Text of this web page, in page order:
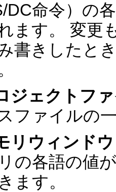
DC命令）の
ます。 変更
書きしたと
ジェクトフ
ファイルの
リウィンドウ
の各語の値
ます。